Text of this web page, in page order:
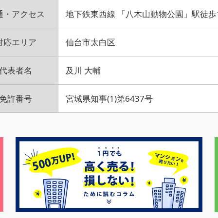
・アクセス 地下鉄東西線 「八木山動物公園」駅徒
応エリア 仙台市太白区
表者名 及川 大輔
許番号 宮城県知事(1)第6437号